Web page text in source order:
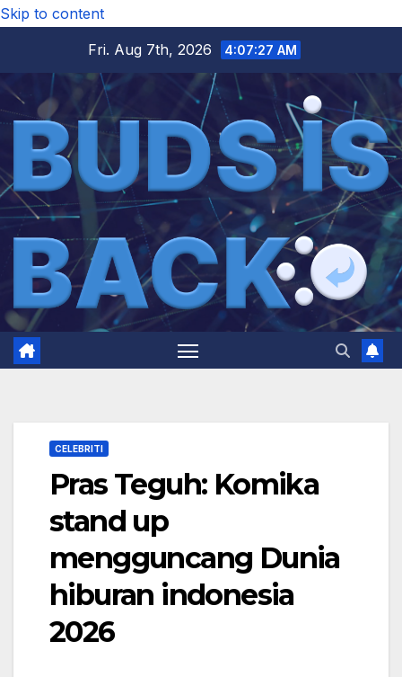
Skip to content
Fri. Aug 7th, 2026
4:07:29 AM
CELEBRITI
Pras Teguh: Komika
stand up
mengguncang Dunia
hiburan indonesia
2026